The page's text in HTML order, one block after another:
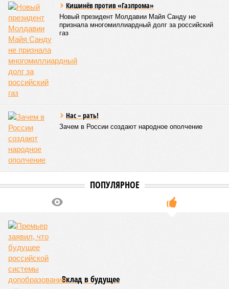
Кишинёв против «Газпрома»
Новый президент Молдавии Майя Санду не
признала многомиллиардный долг за российский
газ
Нас – рать!
Зачем в России создают народное ополчение
ПОПУЛЯРНОЕ
Вклад в будущее